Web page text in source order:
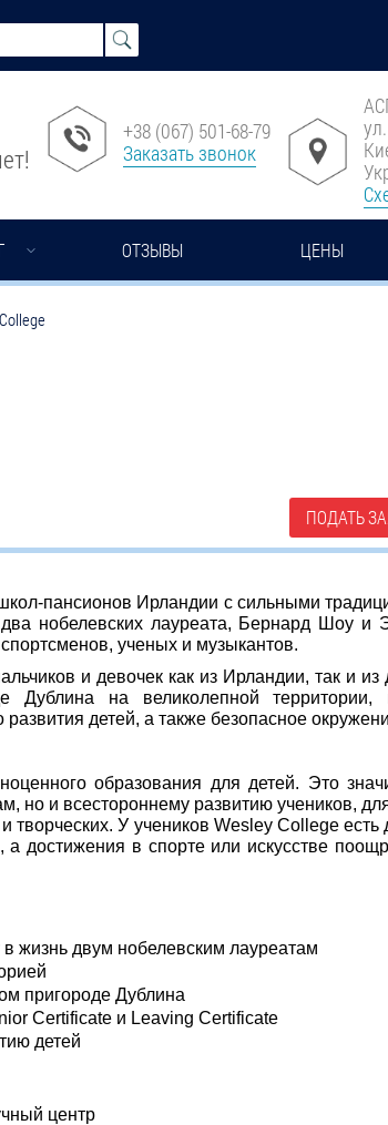
+38 (067) 501-68-79
Заказать звонок
ОТЗЫВЫ ЦЕНЫ
ПОДАТЬ
пансионов Ирландии с сильными
нобелевских лауреата, Бернард Шоу и
ученых и музыкантов.
и девочек как из Ирландии, так и из
Дублина на великолепной территории,
детей, а также безопасное
образования для детей. Это
но и всестороннему развитию учеников,
творческих. У учеников Wesley College есть
достижения в спорте или искусстве
жизнь двум нобелевским лауреатам
пригороде Дублина
Certificate и Leaving Certificate
детей
центр